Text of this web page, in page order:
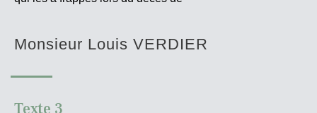
Monsieur Louis VERDIER
Texte 3